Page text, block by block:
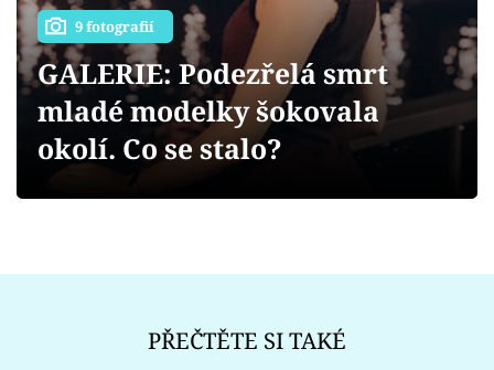
Videa
Sledujte prima+
9 fotografií
GALERIE: Podezřelá smrt
mladé modelky šokovala
okolí. Co se stalo?
PŘEČTĚTE SI TAKÉ